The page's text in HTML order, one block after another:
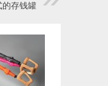
的存钱罐